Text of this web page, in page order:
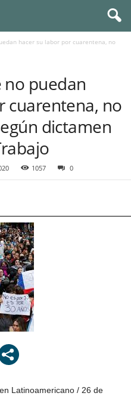
hacer su labor por cuarentena, no
no puedan
cuarentena, no
dictamen
1057 0
Latinoamericano / 26 de